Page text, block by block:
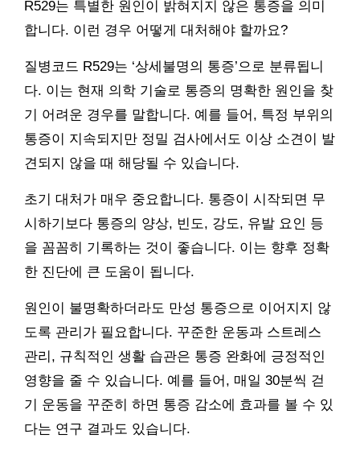
R529는 특별한 원인이 밝혀지지 않은 통증을 의미
합니다. 이런 경우 어떻게 대처해야 할까요?
질병코드 R529는 ‘상세불명의 통증’으로 분류됩니
다. 이는 현재 의학 기술로 통증의 명확한 원인을 찾
기 어려운 경우를 말합니다. 예를 들어, 특정 부위의
통증이 지속되지만 정밀 검사에서도 이상 소견이 발
견되지 않을 때 해당될 수 있습니다.
초기 대처가 매우 중요합니다. 통증이 시작되면 무
시하기보다 통증의 양상, 빈도, 강도, 유발 요인 등
을 꼼꼼히 기록하는 것이 좋습니다. 이는 향후 정확
한 진단에 큰 도움이 됩니다.
원인이 불명확하더라도 만성 통증으로 이어지지 않
도록 관리가 필요합니다. 꾸준한 운동과 스트레스
관리, 규칙적인 생활 습관은 통증 완화에 긍정적인
영향을 줄 수 있습니다. 예를 들어, 매일 30분씩 걷
기 운동을 꾸준히 하면 통증 감소에 효과를 볼 수 있
다는 연구 결과도 있습니다.